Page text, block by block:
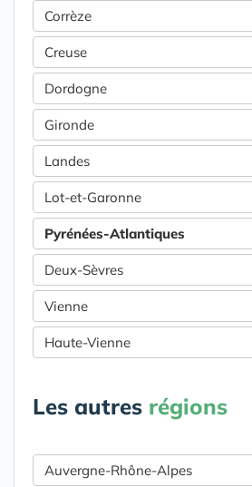
Corrèze
Creuse
Dordogne
Gironde
Landes
Lot-et-Garonne
Pyrénées-Atlantiques
Deux-Sèvres
Vienne
Haute-Vienne
Les autres régions
Auvergne-Rhône-Alpes